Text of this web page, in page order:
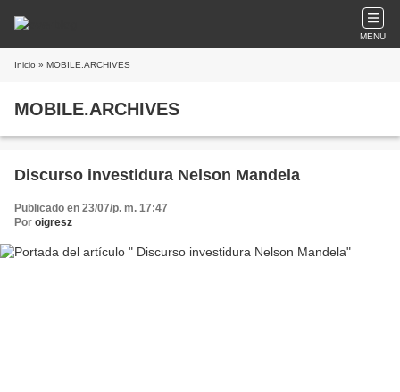
MENU
Inicio » MOBILE.ARCHIVES
MOBILE.ARCHIVES
Discurso investidura Nelson Mandela
Publicado en 23/07/p. m. 17:47
Por oigresz